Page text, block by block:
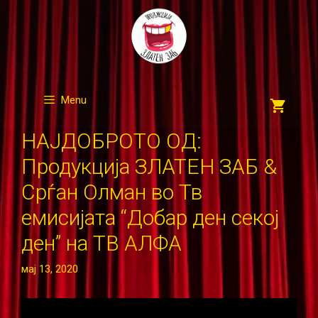
Menu
НАЈДОБРОТО ОД:
Продукција ЗЛАТЕН ЗАБ &
Срѓан Олман во Тв
емисијата “Добар ден секој
ден” на ТВ АЛФА
мај 13, 2020